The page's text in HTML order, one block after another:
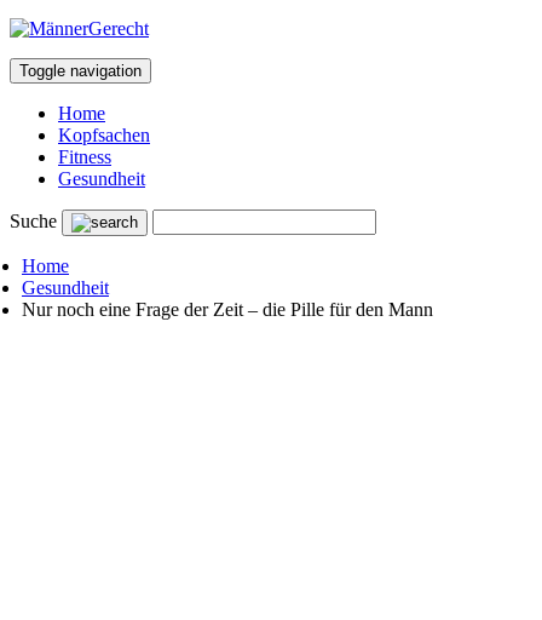
Toggle navigation
Home
Kopfsachen
Fitness
Gesundheit
Suche
Home
Gesundheit
Nur noch eine Frage der Zeit – die Pille für den Mann